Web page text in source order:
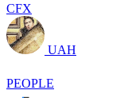
CFX
UAH
PEOPLE